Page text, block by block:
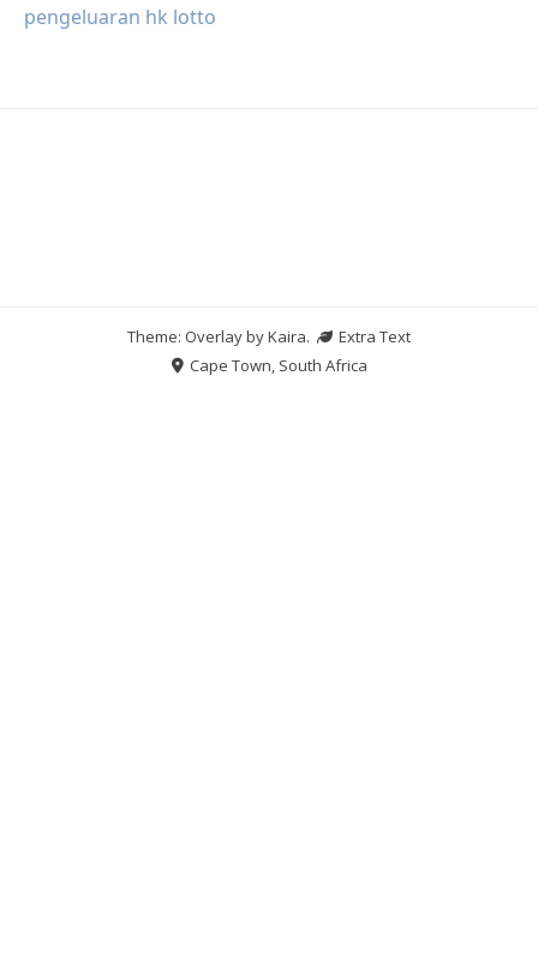
pengeluaran hk lotto
Theme: Overlay byKaira.
Extra Text
Cape Town, South Africa